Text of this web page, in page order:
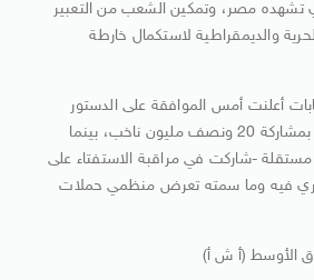
تشهده مصر، وتمكين الشعب من التعبير
والديمقراطية لاستكمال خارطة
أعلنت أمس الموافقة على الدستور
الجديد لبنسبة 98.1%، بمشاركة 20 ونصف مليون ناخب، بينما
-شاركت في مراقبة الاستفتاء على
أجري فيه وما سمته تعرض منظمي حملات
الأوسط (أ ش أ)